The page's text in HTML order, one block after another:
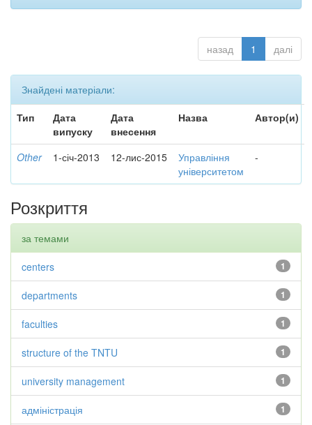
назад 1 далі
Знайдені матеріали:
Тип
Дата
випуску
Дата
внесення
Назва Автор(и)
Other 1-січ-2013 12-лис-2015
Управління
університетом
-
Розкриття
за темами
1
centers
1
departments
1
faculties
1
structure of the TNTU
1
university management
1
адміністрація